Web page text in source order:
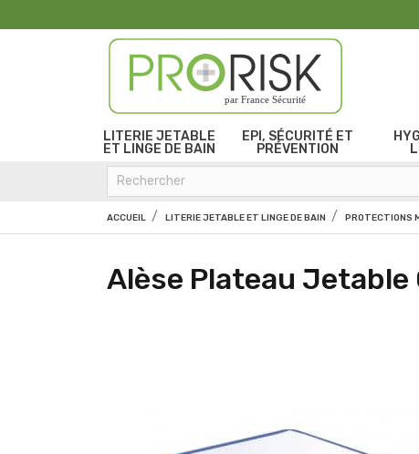
par France Sécurité
LITERIE JETABLE
ET LINGE DE BAIN
EPI, SÉCURITÉ ET
PRÉVENTION
ACCUEIL LITERIE JETABLE ET LINGE DE BAIN PROTECTIONS
Alèse Plateau Jetable